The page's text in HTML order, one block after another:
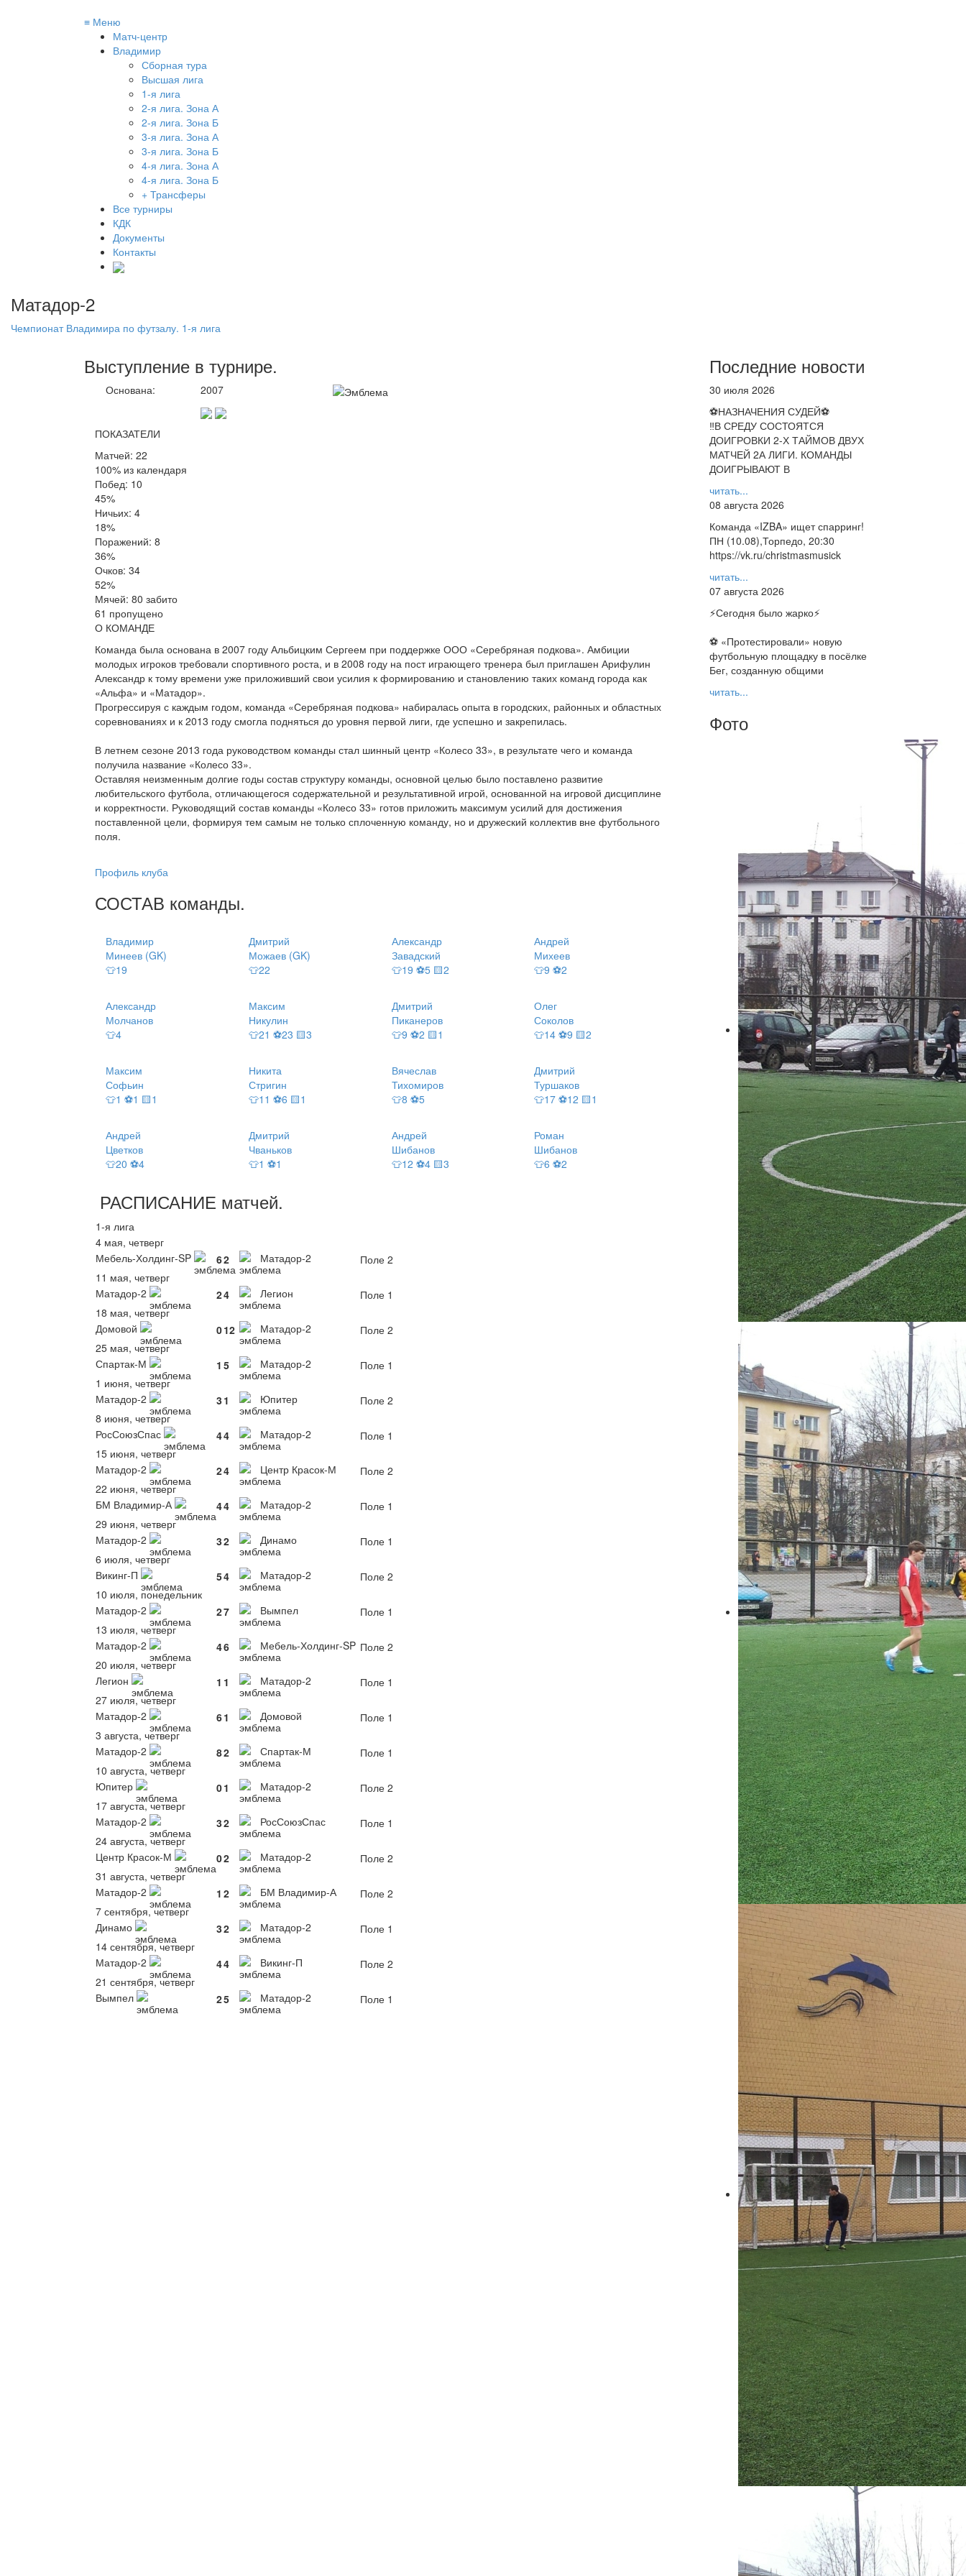
≡ Меню
Матч-центр
Владимир
Сборная тура
Высшая лига
1-я лига
2-я лига. Зона А
2-я лига. Зона Б
3-я лига. Зона А
3-я лига. Зона Б
4-я лига. Зона А
4-я лига. Зона Б
+ Трансферы
Все турниры
КДК
Документы
Контакты
Матадор-2
Чемпионат Владимира по футзалу. 1-я лига
Выступление в турнире.
Основана: 2007
ПОКАЗАТЕЛИ
Матчей: 22
100% из календаря
Побед: 10
45%
Ничьих: 4
18%
Поражений: 8
36%
Очков: 34
52%
Мячей: 80 забито
61 пропущено
О КОМАНДЕ
Команда была основана в 2007 году Альбицким Сергеем при поддержке ООО «Серебряная подкова». Амбиции
молодых игроков требовали спортивного роста, и в 2008 году на пост играющего тренера был приглашен Арифулин
Александр к тому времени уже приложивший свои усилия к формированию и становлению таких команд города как
«Альфа» и «Матадор».
Прогрессируя с каждым годом, команда «Серебряная подкова» набиралась опыта в городских, районных и областных
соревнованиях и к 2013 году смогла подняться до уровня первой лиги, где успешно и закрепилась.
В летнем сезоне 2013 года руководством команды стал шинный центр «Колесо 33», в результате чего и команда
получила название «Колесо 33».
Оставляя неизменным долгие годы состав структуру команды, основной целью было поставлено развитие
любительского футбола, отличающегося содержательной и результативной игрой, основанной на игровой дисциплине
и корректности. Руководящий состав команды «Колесо 33» готов приложить максимум усилий для достижения
поставленной цели, формируя тем самым не только сплоченную команду, но и дружеский коллектив вне футбольного
поля.
Профиль клуба
СОСТАВ команды.
Владимир
Минеев (GK)
👕19
Дмитрий
Можаев (GK)
👕22
Александр
Завадский
👕19 ⚽5 🟨2
Андрей
Михеев
👕9 ⚽2
Александр
Молчанов
👕4
Максим
Никулин
👕21 ⚽23 🟨3
Дмитрий
Пиканеров
👕9 ⚽2 🟨1
Олег
Соколов
👕14 ⚽9 🟨2
Максим
Софьин
👕1 ⚽1 🟨1
Никита
Стригин
👕11 ⚽6 🟨1
Вячеслав
Тихомиров
👕8 ⚽5
Дмитрий
Туршаков
👕17 ⚽12 🟨1
Андрей
Цветков
👕20 ⚽4
Дмитрий
Чваньков
👕1 ⚽1
Андрей
Шибанов
👕12 ⚽4 🟨3
Роман
Шибанов
👕6 ⚽2
РАСПИСАНИЕ матчей.
1-я лига
4 мая, четверг
Мебель-Холдинг-SP
62 Матадор-2
Поле 2
11 мая, четверг
Матадор-2
24 Легион
Поле 1
18 мая, четверг
Домовой
012 Матадор-2
Поле 2
25 мая, четверг
Спартак-М
1 5 Матадор-2
Поле 1
1 июня, четверг
Матадор-2
31 Юпитер
Поле 2
8 июня, четверг
РосСоюзСпас
44 Матадор-2
Поле 1
15 июня, четверг
Матадор-2
24 Центр Красок-М
Поле 2
22 июня, четверг
БМ Владимир-А
44 Матадор-2
Поле 1
29 июня, четверг
Матадор-2
32 Динамо
Поле 1
6 июля, четверг
Викинг-П
54 Матадор-2
Поле 2
10 июля, понедельник
Матадор-2
27 Вымпел
Поле 1
13 июля, четверг
Матадор-2
46 Мебель-Холдинг-SP Поле 2
20 июля, четверг
Легион
1 1 Матадор-2
Поле 1
27 июля, четверг
Матадор-2
61 Домовой
Поле 1
3 августа, четверг
Матадор-2
82 Спартак-М
Поле 1
10 августа, четверг
Юпитер
01 Матадор-2
Поле 2
17 августа, четверг
Матадор-2
32 РосСоюзСпас
Поле 1
24 августа, четверг
Центр Красок-М
02 Матадор-2
Поле 2
31 августа, четверг
Матадор-2
1 2 БМ Владимир-А
Поле 2
7 сентября, четверг
Динамо
32 Матадор-2
Поле 1
14 сентября, четверг
Матадор-2
44 Викинг-П
Поле 2
21 сентября, четверг
Вымпел
25 Матадор-2 Поле 1
Последние новости
30 июля 2026
⚽НАЗНАЧЕНИЯ СУДЕЙ⚽
‼В СРЕДУ СОСТОЯТСЯ
ДОИГРОВКИ 2-Х ТАЙМОВ ДВУХ
МАТЧЕЙ 2А ЛИГИ. КОМАНДЫ
ДОИГРЫВАЮТ В
читать...
08 августа 2026
Команда «IZBA» ищет спарринг!
ПН (10.08),Торпедо, 20:30
https://vk.ru/christmasmusick
читать...
07 августа 2026
⚡️Сегодня было жарко⚡️
⚽ ️«Протестировали» новую
футбольную площадку в посёлке
Бег, созданную общими
читать...
Фото